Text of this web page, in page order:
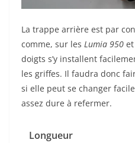
La trappe arrière est par
comme, sur les Lumia 950 et
doigts s’y installent
les griffes. Il faudra donc
si elle peut se changer
assez dure à refermer.
Longueur